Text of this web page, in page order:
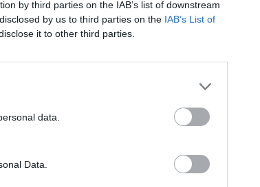
by third parties on the IAB’s list of downstream
by us to third parties on the IAB’s List of
it to other third parties.
data.
Data.
felmérése szerint. A hiány szeptemberben
a jövedelmek felhasználása...
tartozik, melynek olvasása előfizetéses